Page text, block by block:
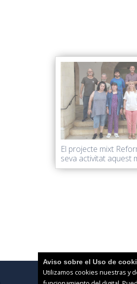
El projecte mixt
seva activitat aquest
Aviso sobre el Uso de
Utilizamos cookies nuestras y